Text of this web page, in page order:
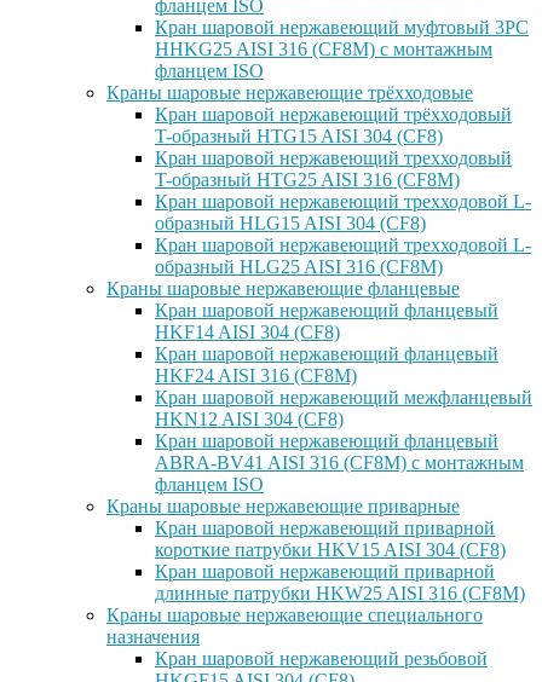
фланцем ISO
Кран шаровой нержавеющий муфтовый 3PC
HHKG25 AISI 316 (CF8M) с монтажным
фланцем ISO
Краны шаровые нержавеющие трёхходовые
Кран шаровой нержавеющий трёхходовый
T-образный HTG15 AISI 304 (CF8)
Кран шаровой нержавеющий трехходовый
T-образный HTG25 AISI 316 (CF8M)
Кран шаровой нержавеющий трехходовой L-
образный HLG15 AISI 304 (CF8)
Кран шаровой нержавеющий трехходовой L-
образный HLG25 AISI 316 (CF8M)
Краны шаровые нержавеющие фланцевые
Кран шаровой нержавеющий фланцевый
HKF14 AISI 304 (CF8)
Кран шаровой нержавеющий фланцевый
HKF24 AISI 316 (CF8M)
Кран шаровой нержавеющий межфланцевый
HKN12 AISI 304 (CF8)
Кран шаровой нержавеющий фланцевый
ABRA-BV41 AISI 316 (CF8M) с монтажным
фланцем ISO
Краны шаровые нержавеющие приварные
Кран шаровой нержавеющий приварной
короткие патрубки HKV15 AISI 304 (CF8)
Кран шаровой нержавеющий приварной
длинные патрубки HKW25 AISI 316 (CF8M)
Краны шаровые нержавеющие специального
назначения
Кран шаровой нержавеющий резьбовой